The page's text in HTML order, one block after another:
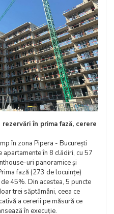
în prima fază, cerere
în zona Pipera - București
în 8 clădiri, cu 57
uri panoramice și
fază (273 de locuințe)
45%. Din acestea, 5 puncte
trei săptămâni, ceea ce
a cererii pe măsură ce
în execuție.